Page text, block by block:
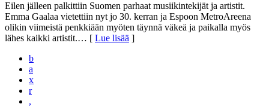
Eilen jälleen palkittiin Suomen parhaat musiikintekijät ja artistit.
Emma Gaalaa vietettiin nyt jo 30. kerran ja Espoon MetroAreena
olikin viimeistä penkkiään myöten täynnä väkeä ja paikalla myös
lähes kaikki artistit.… [ Lue lisää ]
b
a
x
r
,